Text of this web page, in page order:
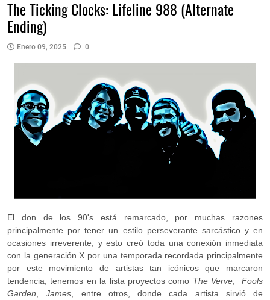
The Ticking Clocks: Lifeline 988 (Alternate
Ending)
Enero 09, 2025 0
El don de los 90's está remarcado, por muchas razones
principalmente por tener un estilo perseverante sarcástico y en
ocasiones irreverente, y esto creó toda una conexión inmediata
con la generación X por una temporada recordada principalmente
por este movimiento de artistas tan icónicos que marcaron
tendencia, tenemos en la lista proyectos como The Verve,Fools
Garden,James, entre otros, donde cada artista sirvió de